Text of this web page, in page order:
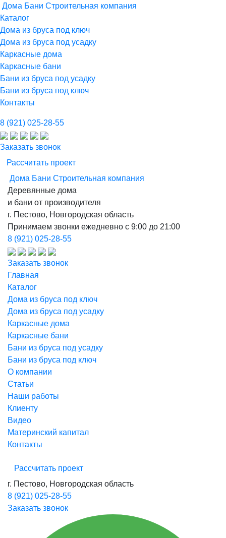
Дома Бани Строительная компания
Каталог
Дома из бруса под ключ
Дома из бруса под усадку
Каркасные дома
Каркасные бани
Бани из бруса под усадку
Бани из бруса под ключ
Контакты
8 (921) 025-28-55
Заказать звонок
Рассчитать проект
Дома Бани Строительная компания
Деревянные дома
и бани от производителя
г. Пестово, Новгородская область
Принимаем звонки ежедневно с 9:00 до 21:00
8 (921) 025-28-55
Заказать звонок
Главная
Каталог
Дома из бруса под ключ
Дома из бруса под усадку
Каркасные дома
Каркасные бани
Бани из бруса под усадку
Бани из бруса под ключ
О компании
Статьи
Наши работы
Клиенту
Видео
Материнский капитал
Контакты
Рассчитать проект
г. Пестово, Новгородская область
8 (921) 025-28-55
Заказать звонок